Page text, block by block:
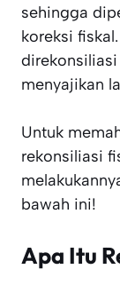
sehingga
koreksi
menyajikan
Untuk
rekonsiliasi
bawah ini!
Apa Itu